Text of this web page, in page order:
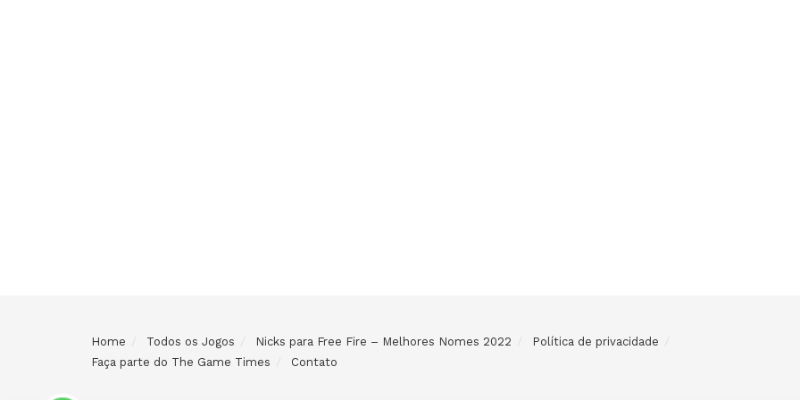
Home Todos os Jogos Nicks para Free Fire – Melhores Nomes 2022
Política de privacidade
Faça parte do The Game Times
Contato